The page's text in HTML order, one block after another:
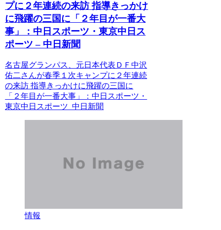
プに２年連続の来訪 指導きっかけ
に飛躍の三国に「２年目が一番大
事」：中日スポーツ・東京中日ス
ポーツ – 中日新聞
名古屋グランパス、元日本代表ＤＦ中沢
佑二さんが春季１次キャンプに２年連続
の来訪 指導きっかけに飛躍の三国に
「２年目が一番大事」：中日スポーツ・
東京中日スポーツ 中日新聞
情報